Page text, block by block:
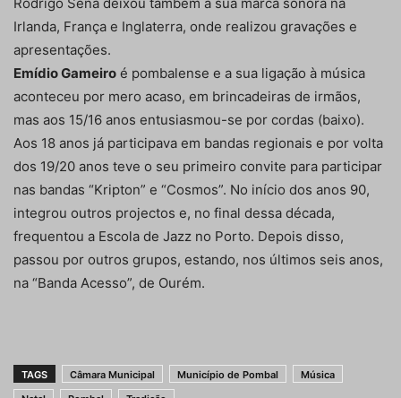
Irlanda, França e Inglaterra, onde realizou gravações e
apresentações.
Emídio Gameiro é pombalense e a sua ligação à música
aconteceu por mero acaso, em brincadeiras de irmãos,
mas aos 15/16 anos entusiasmou-se por cordas (baixo).
Aos 18 anos já participava em bandas regionais e por volta
dos 19/20 anos teve o seu primeiro convite para participar
nas bandas “Kripton” e “Cosmos”. No início dos anos 90,
integrou outros projectos e, no final dessa década,
frequentou a Escola de Jazz no Porto. Depois disso,
passou por outros grupos, estando, nos últimos seis anos,
na “Banda Acesso”, de Ourém.
TAGS Câmara Municipal Município de Pombal
Música